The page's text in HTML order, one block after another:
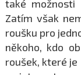
také možnosti
Zatím však
roušku pro
někoho, kdo
roušek, které